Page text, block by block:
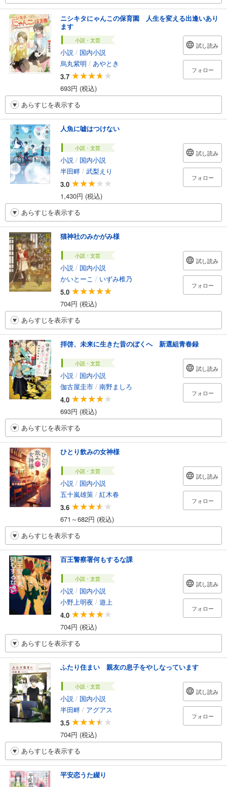
ニシキタにゃんこの保育園 人生を変える出逢いあり
ます
小説・文芸
小説 / 国内小説
烏丸紫明 / あやとき
3.7
693円 (税込)
試し読み
フォロー
あらすじを表示する
人魚に嘘はつけない
小説・文芸
小説 / 国内小説
半田畔 / 武梨えり
3.0
1,430円 (税込)
試し読み
フォロー
あらすじを表示する
猫神社のみかがみ様
小説・文芸
小説 / 国内小説
かいとーこ / いずみ椎乃
5.0
704円 (税込)
試し読み
フォロー
あらすじを表示する
拝啓、未来に生きた昔のぼくへ 新選組青春録
小説・文芸
小説 / 国内小説
伽古屋圭市 / 南野ましろ
4.0
693円 (税込)
試し読み
フォロー
あらすじを表示する
ひとり飲みの女神様
小説・文芸
小説 / 国内小説
五十嵐雄策 / 紅木春
3.6
671～682円 (税込)
試し読み
フォロー
あらすじを表示する
百王警察署何もするな課
小説・文芸
小説 / 国内小説
小野上明夜 / 遊上
4.0
704円 (税込)
試し読み
フォロー
あらすじを表示する
ふたり住まい 親友の息子をやしなっています
小説・文芸
小説 / 国内小説
半田畔 / アグアス
3.5
704円 (税込)
試し読み
フォロー
あらすじを表示する
平安恋うた綴り